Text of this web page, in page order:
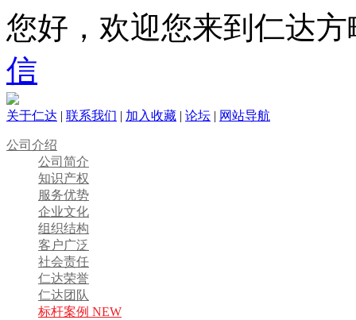
您好，欢迎您来到仁达方
信
关于仁达 | 联系我们 | 加入收藏 | 论坛 | 网站导航
公司介绍
公司简介
知识产权
服务优势
企业文化
组织结构
客户广泛
社会责任
仁达荣誉
仁达团队
标杆案例 NEW